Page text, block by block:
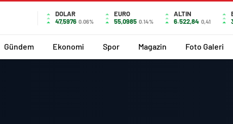
DOLAR
47,5976 0.06%
EURO
55,0985 0.14%
ALTIN
6.522,84 0,41
Gündem Ekonomi Spor Magazin Foto Galeri